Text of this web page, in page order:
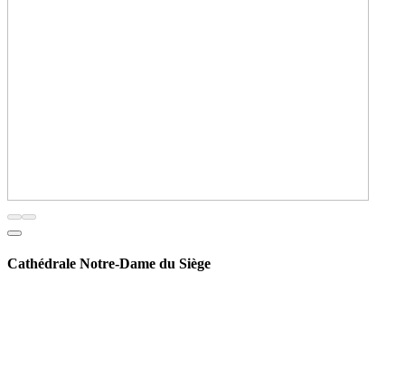
Cathédrale Notre-Dame du Siège